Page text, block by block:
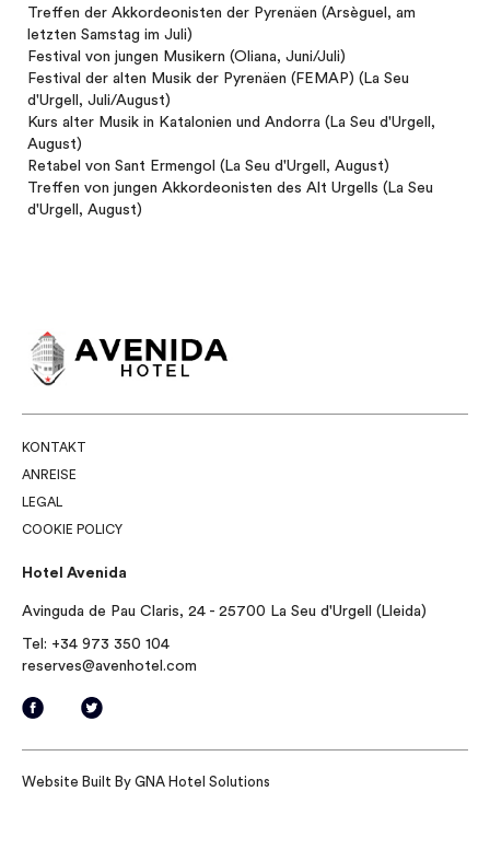
Treffen der Akkordeonisten der Pyrenäen (Arsèguel, am
letzten Samstag im Juli)
Festival von jungen Musikern (Oliana, Juni/Juli)
Festival der alten Musik der Pyrenäen (FEMAP) (La Seu
d'Urgell, Juli/August)
Kurs alter Musik in Katalonien und Andorra (La Seu d'Urgell,
August)
Retabel von Sant Ermengol (La Seu d'Urgell, August)
Treffen von jungen Akkordeonisten des Alt Urgells (La Seu
d'Urgell, August)
KONTAKT
ANREISE
LEGAL
COOKIE POLICY
Hotel Avenida
Avinguda de Pau Claris, 24 - 25700 La Seu d'Urgell (Lleida)
Tel: +34 973 350 104
reserves@avenhotel.com
Website Built By GNA Hotel Solutions